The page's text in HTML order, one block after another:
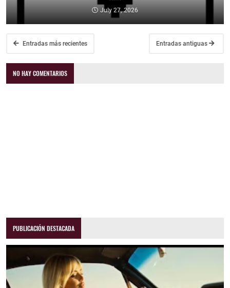
July 27, 2026
Entradas más recientes Entradas antiguas
NO HAY COMENTARIOS
PUBLICACIÓN DESTACADA